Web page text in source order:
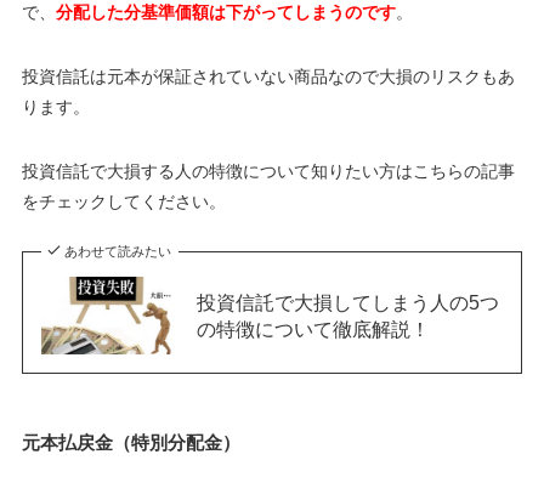
で、 分配した分基準価額は下がってしまうのです。
投資信託は元本が保証されていない商品なので大損のリスクもあ
ります。
投資信託で大損する人の特徴について知りたい方はこちらの記事
をチェックしてください。
あわせて読みたい
投資信託で大損してしまう人の5つ
の特徴について徹底解説！
元本払戻金（特別分配金）